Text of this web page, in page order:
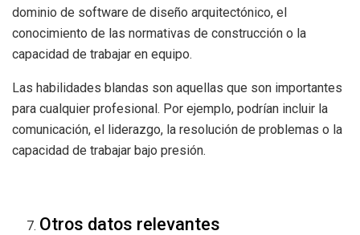
dominio de software de diseño arquitectónico, el
conocimiento de las normativas de construcción o la
capacidad de trabajar en equipo.
Las habilidades blandas son aquellas que son importantes
para cualquier profesional. Por ejemplo, podrían incluir la
comunicación, el liderazgo, la resolución de problemas o la
capacidad de trabajar bajo presión.
Otros datos relevantes